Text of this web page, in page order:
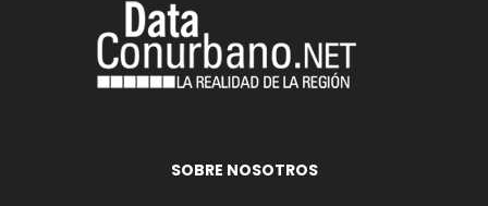
SOBRE NOSOTROS